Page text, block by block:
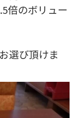
倍のボリュー
選び頂けま